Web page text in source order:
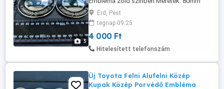
3
(Külső átmérő) - 1U0853621C 90mm
(Külső átmérő) 4000-Ft db További
méretek, információk és rendelés a
weboldalon érhető el: www. felni-kupak
.hu Szállítás megoldható Foxpost
Érd, Pest
tegnap 09:25
4 000 Ft
Hitelesített telefonszám
Új Toyota Felni Alufelni Közép
Kupak Közép Porvédő Embléma